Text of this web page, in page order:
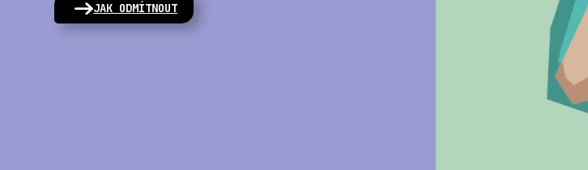
JAK ODMÍTNOUT